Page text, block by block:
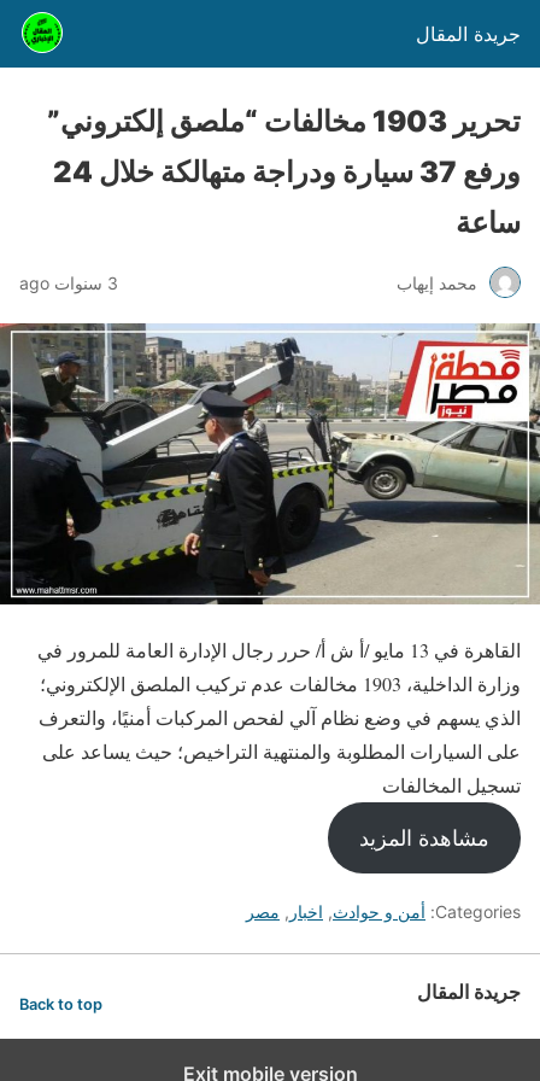
جريدة المقال
تحرير 1903 مخالفات “ملصق إلكتروني”
ورفع 37 سيارة ودراجة متهالكة خلال 24
ساعة
محمد إيهاب 3 سنوات ago
القاهرة في 13 مايو /أ ش أ/ حرر رجال الإدارة العامة للمرور في
وزارة الداخلية، 1903 مخالفات عدم تركيب الملصق الإلكتروني؛
الذي يسهم في وضع نظام آلي لفحص المركبات أمنيًا، والتعرف
على السيارات المطلوبة والمنتهية التراخيص؛ حيث يساعد على
تسجيل المخالفات
مشاهدة المزيد
Categories: أمن و حوادث, اخبار , مصر
جريدة المقال Back to top
Exit mobile version